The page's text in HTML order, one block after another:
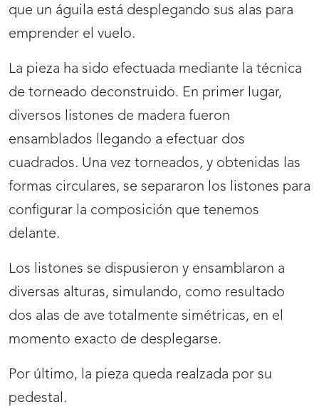
que un águila está desplegando sus alas para
emprender el vuelo.
La pieza ha sido efectuada mediante la técnica
de torneado deconstruido. En primer lugar,
diversos listones de madera fueron
ensamblados llegando a efectuar dos
cuadrados. Una vez torneados, y obtenidas las
formas circulares, se separaron los listones para
configurar la composición que tenemos
delante.
Los listones se dispusieron y ensamblaron a
diversas alturas, simulando, como resultado
dos alas de ave totalmente simétricas, en el
momento exacto de desplegarse.
Por último, la pieza queda realzada por su
pedestal.